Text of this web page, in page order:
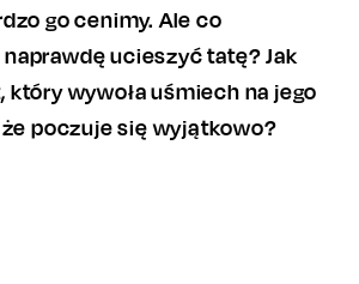
go cenimy. Ale co
ucieszyć tatę? Jak
wywoła uśmiech na jego
poczuje się wyjątkowo?